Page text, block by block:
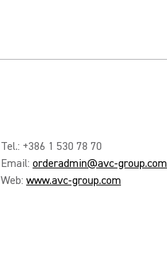
Tel.: +386 1 530 78 70
Email: orderadmin@avc-group.com
Web: www.avc-group.com